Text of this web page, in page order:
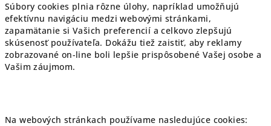
Súbory cookies plnia rôzne úlohy, napríklad umožňujú
efektívnu navigáciu medzi webovými stránkami,
zapamätanie si Vašich preferencií a celkovo zlepšujú
skúsenosť používateľa. Dokážu tiež zaistiť, aby reklamy
zobrazované on-line boli lepšie prispôsobené Vašej osobe a
Vašim záujmom.
Na webových stránkach používame nasledujúce cookies: